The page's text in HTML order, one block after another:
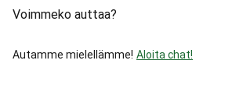
Voimmeko auttaa?
Autamme mielellämme! Aloita chat!